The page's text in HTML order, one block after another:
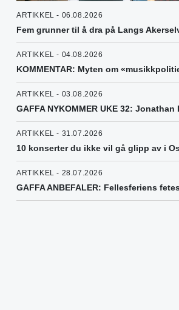
ARTIKKEL - 06.08.2026
Fem grunner til å dra på Langs
ARTIKKEL - 04.08.2026
KOMMENTAR: Myten om
ARTIKKEL - 03.08.2026
GAFFA NYKOMMER UKE 32: Jonathan
ARTIKKEL - 31.07.2026
10 konserter du ikke vil gå glipp av i
ARTIKKEL - 28.07.2026
GAFFA ANBEFALER: Fellesferiens